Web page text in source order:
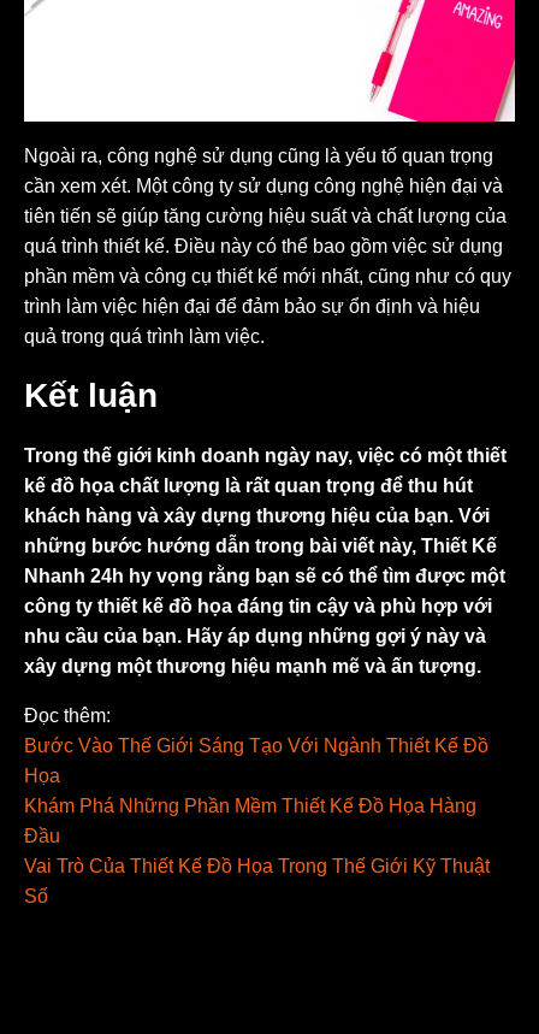
Ngoài ra, công nghệ sử dụng cũng là yếu tố quan trọng
cần xem xét. Một công ty sử dụng công nghệ hiện đại và
tiên tiến sẽ giúp tăng cường hiệu suất và chất lượng của
quá trình thiết kế. Điều này có thể bao gồm việc sử dụng
phần mềm và công cụ thiết kế mới nhất, cũng như có quy
trình làm việc hiện đại để đảm bảo sự ổn định và hiệu
quả trong quá trình làm việc.
Kết luận
Trong thế giới kinh doanh ngày nay, việc có một thiết
kế đồ họa chất lượng là rất quan trọng để thu hút
khách hàng và xây dựng thương hiệu của bạn. Với
những bước hướng dẫn trong bài viết này, Thiết Kế
Nhanh 24h hy vọng rằng bạn sẽ có thể tìm được một
công ty thiết kế đồ họa đáng tin cậy và phù hợp với
nhu cầu của bạn. Hãy áp dụng những gợi ý này và
xây dựng một thương hiệu mạnh mẽ và ấn tượng.
Đọc thêm:
Bước Vào Thế Giới Sáng Tạo Với Ngành Thiết Kế Đồ
Họa
Khám Phá Những Phần Mềm Thiết Kế Đồ Họa Hàng
Đầu
Vai Trò Của Thiết Kế Đồ Họa Trong Thế Giới Kỹ Thuật
Số